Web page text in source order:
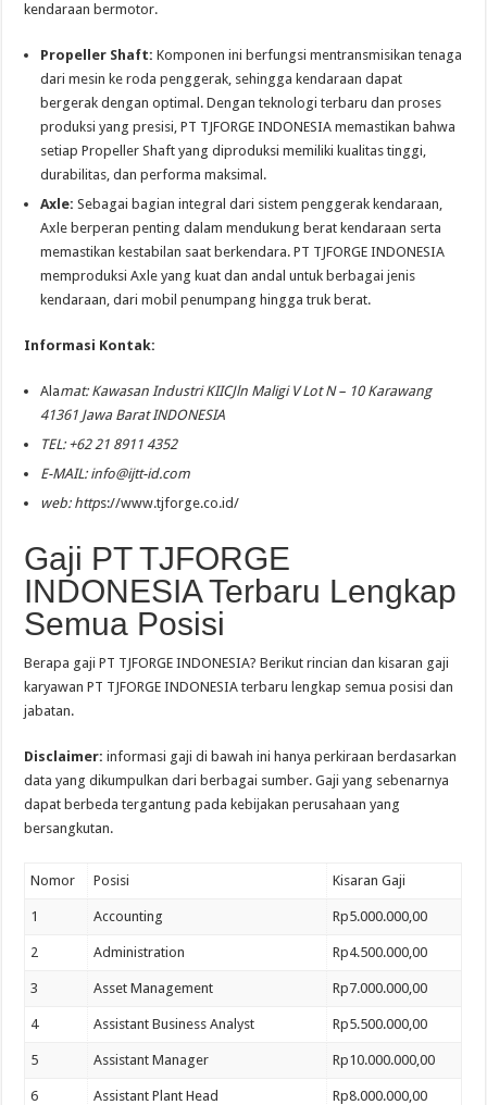
kendaraan bermotor.
Propeller Shaft: Komponen ini berfungsi mentransmisikan tenaga
dari mesin ke roda penggerak, sehingga kendaraan dapat
bergerak dengan optimal. Dengan teknologi terbaru dan proses
produksi yang presisi, PT TJFORGE INDONESIA memastikan bahwa
setiap Propeller Shaft yang diproduksi memiliki kualitas tinggi,
durabilitas, dan performa maksimal.
Axle: Sebagai bagian integral dari sistem penggerak kendaraan,
Axle berperan penting dalam mendukung berat kendaraan serta
memastikan kestabilan saat berkendara. PT TJFORGE INDONESIA
memproduksi Axle yang kuat dan andal untuk berbagai jenis
kendaraan, dari mobil penumpang hingga truk berat.
Informasi Kontak:
Alamat: Kawasan Industri KIICJln Maligi V Lot N – 10 Karawang
41361 Jawa Barat INDONESIA
TEL: +62 21 8911 4352
E-MAIL: info@ijtt-id.com
web: https://www.tjforge.co.id/
Gaji PT TJFORGE
INDONESIA Terbaru Lengkap
Semua Posisi
Berapa gaji PT TJFORGE INDONESIA? Berikut rincian dan kisaran gaji
karyawan PT TJFORGE INDONESIA terbaru lengkap semua posisi dan
jabatan.
Disclaimer: informasi gaji di bawah ini hanya perkiraan berdasarkan
data yang dikumpulkan dari berbagai sumber. Gaji yang sebenarnya
dapat berbeda tergantung pada kebijakan perusahaan yang
bersangkutan.
Nomor Posisi Kisaran Gaji
1 Accounting Rp5.000.000,00
2 Administration Rp4.500.000,00
3 Asset Management Rp7.000.000,00
4 Assistant Business Analyst Rp5.500.000,00
5 Assistant Manager Rp10.000.000,00
6 Assistant Plant Head Rp8.000.000,00